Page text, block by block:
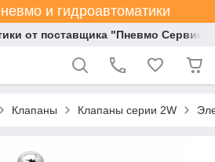
и гидроавтоматики
от поставщика "Пневмо Сервис
Клапаны Клапаны серии 2W